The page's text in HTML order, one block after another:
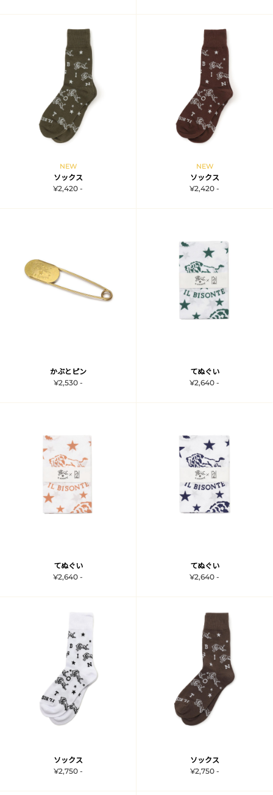
NEW
ソックス
¥2,420 -
NEW
ソックス
¥2,420 -
かぶとピン
¥2,530 -
てぬぐい
¥2,640 -
てぬぐい
¥2,640 -
てぬぐい
¥2,640 -
ソックス
¥2,750 -
ソックス
¥2,750 -